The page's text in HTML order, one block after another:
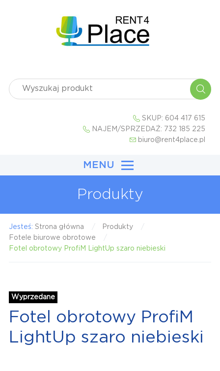
SKUP: 604 417 615
NAJEM/SPRZEDAŻ: 732 185 225
biuro@rent4place.pl
MENU
Produkty
Jesteś: Strona główna
Produkty
Fotele biurowe obrotowe
Fotel obrotowy ProfiM LightUp szaro niebieski
Wyprzedane
Fotel obrotowy ProfiM
LightUp szaro niebieski